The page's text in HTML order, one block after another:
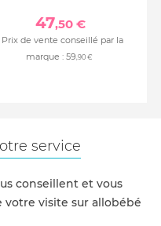
47,50 €
Prix de vente conseillé par la
marque : 59,90 €
service
conseillent et vous
visite sur allobébé